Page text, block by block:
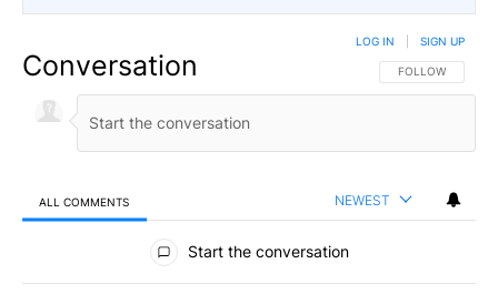
Conversation FOLLOW THIS
FOLLOW
LOG IN SIGN UP
ALL COMMENTS NEWEST
All Comments
Start the conversation